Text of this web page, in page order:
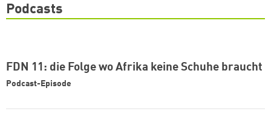
Podcasts
FDN 11: die Folge wo Afrika keine Schuhe braucht
Podcast-Episode